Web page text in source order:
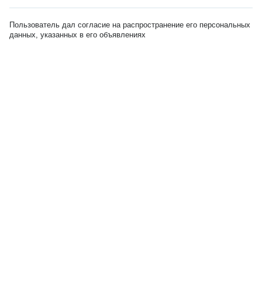
Пользователь дал согласие на распространение его персональных
данных, указанных в его объявлениях